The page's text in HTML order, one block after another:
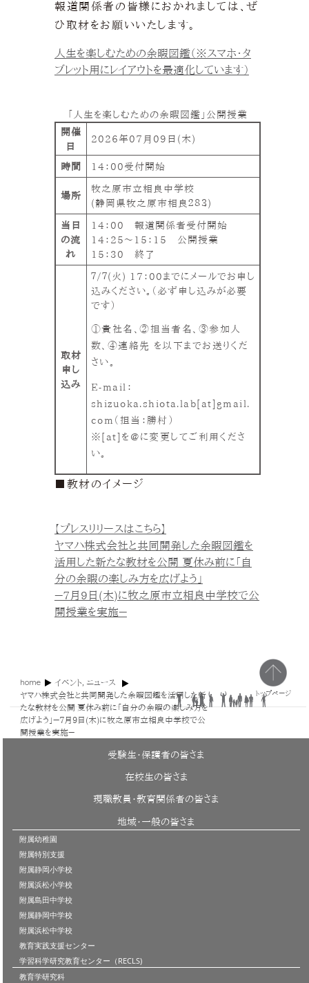
報道関係者の皆様におかれましては、ぜ
ひ取材をお願いいたします。
人生を楽しむための余暇図鑑（※スマホ・タ
ブレット用にレイアウトを最適化しています）
「人生を楽しむための余暇図鑑」公開授業
開催
日
2026年07月09日( 木 )
時間 14：00受付開始
場所
牧之原市立相良中学校
(静岡県牧之原市相良２８３)
当日
の流
れ
14：00 報道関係者受付開始
14：25～15：15 公開授業
15：30 終了
取材
申し
込み
７/７(火) 17：00までにメールでお申し
込みください。（必ず申し込みが必要
です）
①貴社名、②担当者名、③参加人
数、④連絡先 を以下までお送りくだ
さい。
E-mail：
shizuoka.shiota.lab[at]gmail.
com（担当：勝村）
※[at]を@に変更してご利用くださ
い。
■教材のイメージ
【プレスリリースはこちら】
ヤマハ株式会社と共同開発した余暇図鑑を
活用した新たな教材を公開 夏休み前に「自
分の余暇の楽しみ方を広げよう」
－7月9日(木)に牧之原市立相良中学校で公
開授業を実施－
home イベント ニュース
ヤマハ株式会社と共同開発した余暇図鑑を活用した新
たな教材を公開 夏休み前に「自分の余暇の楽しみ方を
広げよう」－7月9日(木)に牧之原市立相良中学校で公
開授業を実施－
トップページ
受験生・保護者の皆さま
在校生の皆さま
現職教員・教育関係者の皆さま
地域・一般の皆さま
附属幼稚園
附属特別支援
附属静岡小学校
附属浜松小学校
附属島田中学校
附属静岡中学校
附属浜松中学校
教育実践支援センター
学習科学研究教育センター（RECLS)
教育学研究科